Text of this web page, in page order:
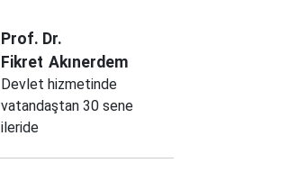
Prof. Dr.
Fikret Akınerdem
Devlet hizmetinde
vatandaştan 30 sene
ileride